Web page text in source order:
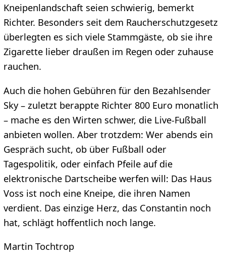
Kneipenlandschaft seien schwierig, bemerkt
Richter. Besonders seit dem Raucherschutzgesetz
überlegten es sich viele Stammgäste, ob sie ihre
Zigarette lieber draußen im Regen oder zuhause
rauchen.
Auch die hohen Gebühren für den Bezahlsender
Sky – zuletzt berappte Richter 800 Euro monatlich
– mache es den Wirten schwer, die Live-Fußball
anbieten wollen. Aber trotzdem: Wer abends ein
Gespräch sucht, ob über Fußball oder
Tagespolitik, oder einfach Pfeile auf die
elektronische Dartscheibe werfen will: Das Haus
Voss ist noch eine Kneipe, die ihren Namen
verdient. Das einzige Herz, das Constantin noch
hat, schlägt hoffentlich noch lange.
Martin Tochtrop